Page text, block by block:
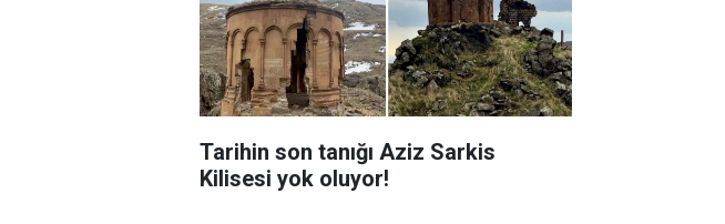
Tarihin son tanığı Aziz Sarkis
Kilisesi yok oluyor!